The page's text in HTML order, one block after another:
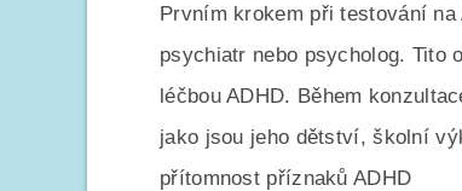
Prvním krokem při testování
psychiatr nebo psycholog. Tito
léčbou ADHD. Během
jako jsou jeho dětství, školní
přítomnost příznaků ADHD